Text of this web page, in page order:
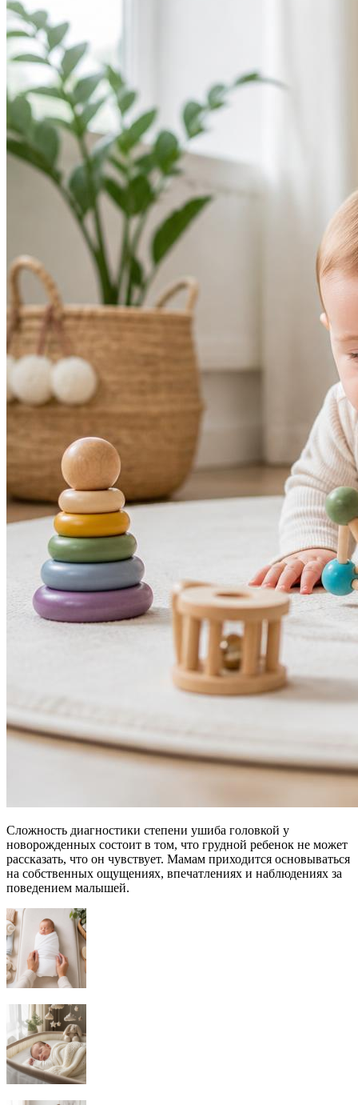
Сложность диагностики степени ушиба головкой у
новорожденных состоит в том, что грудной ребенок не может
рассказать, что он чувствует. Мамам приходится основываться
на собственных ощущениях, впечатлениях и наблюдениях за
поведением малышей.